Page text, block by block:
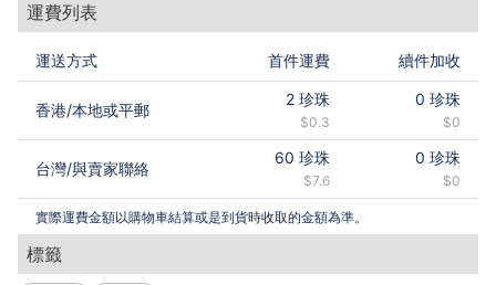
運費列表
運送方式 首件運費 續件加收
香港/本地或平郵
2 珍珠
$0.3
0 珍珠
$0
台灣/與賣家聯絡
60 珍珠
$7.6
0 珍珠
$0
實際運費金額以購物車結算或是到貨時收取的金額為準。
標籤